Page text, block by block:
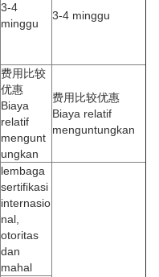
3-4
minggu
3-4 minggu
费用比较
优惠
Biaya
relatif
mengunt
ungkan
费用比较优惠
Biaya relatif
menguntungkan
lembaga
sertifikasi
internasio
nal,
otoritas
dan
mahal